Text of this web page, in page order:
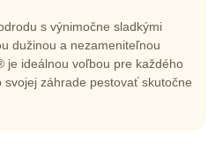
s výnimočne sladkými
dužinou a nezameniteľnou
je ideálnou voľbou pre každého
záhrade pestovať skutočne